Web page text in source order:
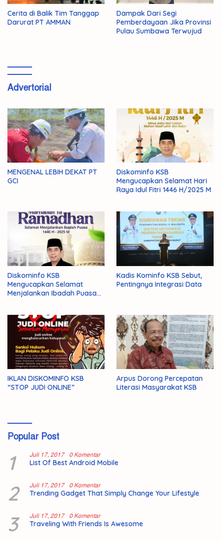
Cerita di Balik Tim Tanggap
Darurat PT AMMAN
Dampak Dari Segi
Pemberdayaan Jika Provinsi
Pulau Sumbawa Terwujud
Advertorial
MENGENAL LEBIH DEKAT PT
GCI
Diskominfo KSB
Mengucapkan Selamat Hari
Raya Idul Fitri 1446 H/2025 M
Diskominfo KSB
Mengucapkan Selamat
Menjalankan Ibadah Puasa
Kadis Kominfo KSB Sebut,
Pentingnya Integrasi Data
IKLAN DISKOMINFO KSB
“STOP JUDI ONLINE”
Arpus Dorong Percepatan
Literasi Masyarakat KSB
Popular Post
1 Juli 17, 2017 0 Komentar
List Of Best Android Mobile
2 Juli 17, 2017 0 Komentar
Trending Gadget That Simply Change Your Lifestyle
3 Juli 17, 2017 0 Komentar
Traveling With Friends Is Awesome